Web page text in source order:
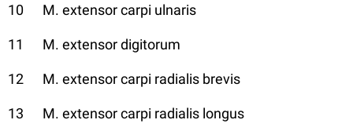
10 M. extensor carpi ulnaris
11 M. extensor digitorum
12 M. extensor carpi radialis brevis
13 M. extensor carpi radialis longus